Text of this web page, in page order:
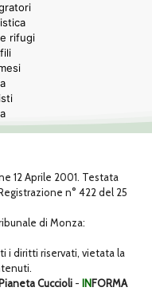
rifugi
12 Aprile 2001. Testata
n° 422 del 25
di Monza:
i diritti riservati, vietata la
Pianeta Cuccioli - INFORMA